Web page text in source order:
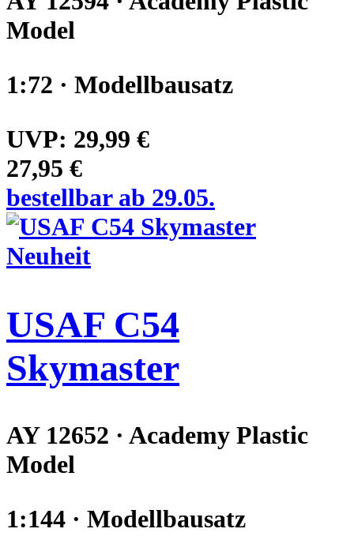
Model
1:72 · Modellbausatz
UVP: 29,99 €
27,95 €
bestellbar ab 29.05.
Neuheit
USAF C54
Skymaster
AY 12652 · Academy Plastic
Model
1:144 · Modellbausatz